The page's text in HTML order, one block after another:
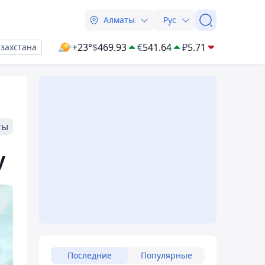
Алматы Рус
+23°$469.93 €541.64 ₽5.71
Последние Популярные